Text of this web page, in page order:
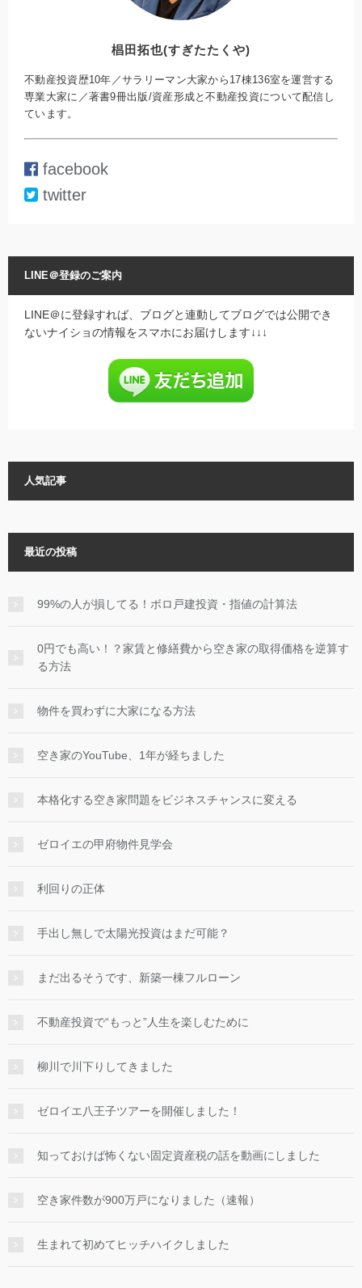
椙田拓也(すぎたたくや)
不動産投資歴10年／サラリーマン大家から17棟136室を運営する
専業大家に／著書9冊出版/資産形成と不動産投資について配信し
ています。
facebook
twitter
LINE＠登録のご案内
LINE＠に登録すれば、ブログと連動してブログでは公開でき
ないナイショの情報をスマホにお届けします↓↓↓
人気記事
最近の投稿
99%の人が損してる！ボロ戸建投資・指値の計算法
0円でも高い！？家賃と修繕費から空き家の取得価格を逆算す
る方法
物件を買わずに大家になる方法
空き家のYouTube、1年が経ちました
本格化する空き家問題をビジネスチャンスに変える
ゼロイエの甲府物件見学会
利回りの正体
手出し無しで太陽光投資はまだ可能？
まだ出るそうです、新築一棟フルローン
不動産投資で“もっと”人生を楽しむために
柳川で川下りしてきました
ゼロイエ八王子ツアーを開催しました！
知っておけば怖くない固定資産税の話を動画にしました
空き家件数が900万戸になりました（速報）
生まれて初めてヒッチハイクしました